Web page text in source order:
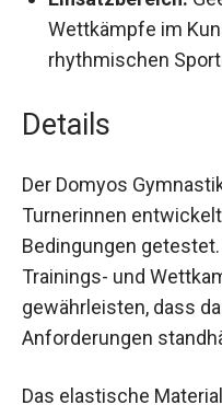
Einsatzbereich:
Wettkämpfe im
rhythmischen
Details
Der Domyos
von Turnerinnen
realistischen
umfassenden Tests in
Wettkampfsituationen
Produkt höchsten